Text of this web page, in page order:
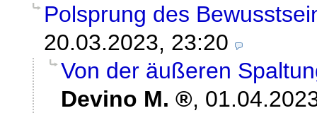
Polsprung des
20.03.2023, 23:20
Von der äußeren
Devino M.
,